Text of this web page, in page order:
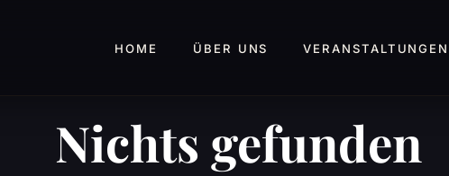
HOME ÜBER UNS VERANSTALTUNGEN
Nichts gefunden